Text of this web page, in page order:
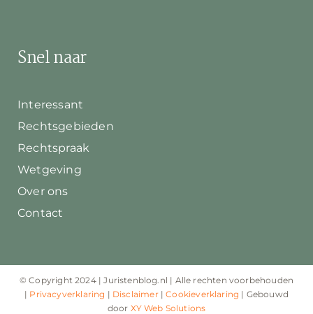
Snel naar
Interessant
Rechtsgebieden
Rechtspraak
Wetgeving
Over ons
Contact
© Copyright 2024 | Juristenblog.nl | Alle rechten voorbehouden
| Privacyverklaring | Disclaimer|Cookieverklaring | Gebouwd
door XY Web Solutions